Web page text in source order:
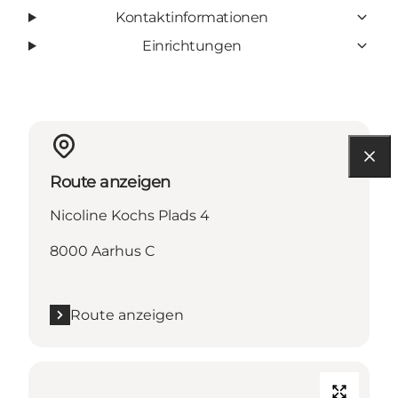
Kontaktinformationen
Einrichtungen
Route anzeigen
Nicoline Kochs Plads 4
8000 Aarhus C
Route anzeigen